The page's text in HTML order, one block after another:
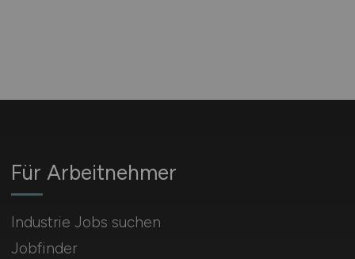
Für Arbeitnehmer
Industrie Jobs suchen
Jobfinder